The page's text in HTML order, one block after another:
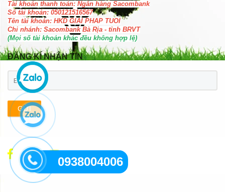
Tài khoản thanh toán: Ngân hàng Sacombank
Số tài khoản: 050121516567
Tên tài khoản: HKD GIAI PHAP TUOI
Chi nhánh: Sacombank Bà Rịa - tỉnh BRVT
(Mọi số tài khoản khác đều không hợp lệ)
ĐĂNG KÍ NHẬN TIN
GỬI
0938004006